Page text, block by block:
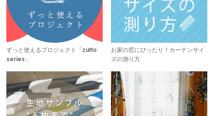
ずっと使えるプロジェクト「zutto
series」
お家の窓にぴったり！カーテンサイ
ズの測り方